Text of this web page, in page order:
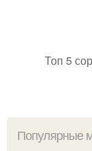
Топ 5
Популярные